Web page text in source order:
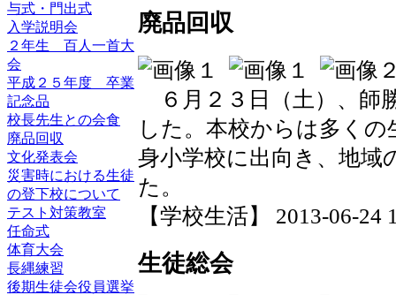
与式・門出式
入学説明会
２年生 百人一首大
会
平成２５年度 卒業
記念品
校長先生との会食
廃品回収
文化発表会
災害時における生徒
の登下校について
テスト対策教室
任命式
体育大会
長縄練習
後期生徒会役員選挙
廃品回収
６月２３日（土）、師
した。本校からは多く
身小学校に出向き、地域
た。
【学校生活】 2013-06-24
生徒総会